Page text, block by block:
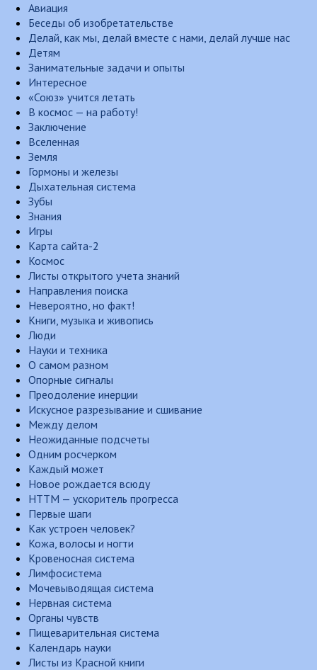
Авиация
Беседы об изобретательстве
Делай, как мы, делай вместе с нами, делай лучше нас
Детям
Занимательные задачи и опыты
Интересное
«Союз» учится летать
В космос — на работу!
Заключение
Вселенная
Земля
Гормоны и железы
Дыхательная система
Зубы
Знания
Игры
Карта сайта-2
Космос
Листы открытого учета знаний
Направления поиска
Невероятно, но факт!
Книги, музыка и живопись
Люди
Науки и техника
О самом разном
Опорные сигналы
Преодоление инерции
Искусное разрезывание и сшивание
Между делом
Неожиданные подсчеты
Одним росчерком
Каждый может
Новое рождается всюду
НТТМ — ускоритель прогресса
Первые шаги
Как устроен человек?
Кожа, волосы и ногти
Кровеносная система
Лимфосистема
Мочевыводящая система
Нервная система
Органы чувств
Пищеварительная система
Календарь науки
Листы из Красной книги